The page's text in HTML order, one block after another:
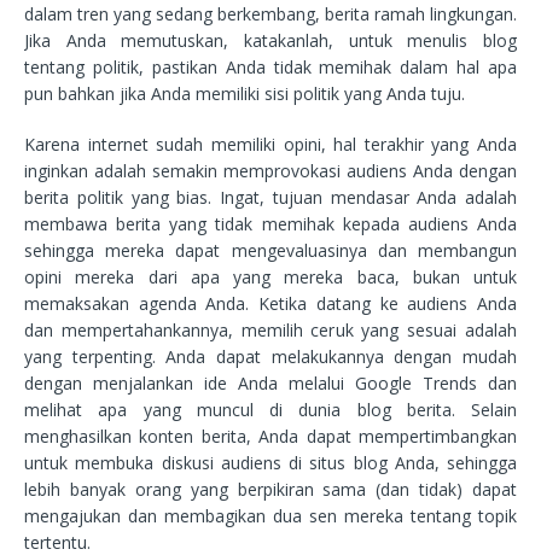
dalam tren yang sedang berkembang, berita ramah lingkungan.
Jika Anda memutuskan, katakanlah, untuk menulis blog
tentang politik, pastikan Anda tidak memihak dalam hal apa
pun bahkan jika Anda memiliki sisi politik yang Anda tuju.
Karena internet sudah memiliki opini, hal terakhir yang Anda
inginkan adalah semakin memprovokasi audiens Anda dengan
berita politik yang bias. Ingat, tujuan mendasar Anda adalah
membawa berita yang tidak memihak kepada audiens Anda
sehingga mereka dapat mengevaluasinya dan membangun
opini mereka dari apa yang mereka baca, bukan untuk
memaksakan agenda Anda. Ketika datang ke audiens Anda
dan mempertahankannya, memilih ceruk yang sesuai adalah
yang terpenting. Anda dapat melakukannya dengan mudah
dengan menjalankan ide Anda melalui Google Trends dan
melihat apa yang muncul di dunia blog berita. Selain
menghasilkan konten berita, Anda dapat mempertimbangkan
untuk membuka diskusi audiens di situs blog Anda, sehingga
lebih banyak orang yang berpikiran sama (dan tidak) dapat
mengajukan dan membagikan dua sen mereka tentang topik
tertentu.